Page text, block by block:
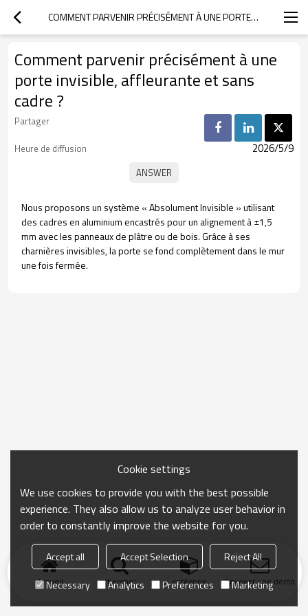
COMMENT PARVENIR PRÉCISÉMENT À UNE PORTE INVISIBLE, AFFLEURANTE ET SANS CADRE ?
Comment parvenir précisément à une
porte invisible, affleurante et sans
cadre ?
Partager
Heure de diffusion
2026/5/9
Nous proposons un système « Absolument Invisible » utilisant
des cadres en aluminium encastrés pour un alignement à ±1,5
mm avec les panneaux de plâtre ou de bois. Grâce à ses
charnières invisibles, la porte se fond complètement dans le mur
une fois fermée.
Accueil chercher catégorie Envoyer une
Cookie settings
We use cookies to provide you with the best possible
experience. They also allow us to analyze user behavior in
order to constantly improve the website for you.
Accept all Accept Selection
Reject All
Necessary
Analytics Preferences Marketing